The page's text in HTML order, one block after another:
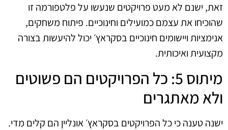
זאת, ישנם לא מעט פרויקטים שנעשו על פלטפורמה זו
שהוכיחו את עצמם כמועילים וחינוכיים. פיתוח משחקים,
אנימציות ויישומים חינוכיים בסקראץ׳ יכול להיעשות בצורה
מקצועית ואיכותית.
מיתוס 5: כל הפרויקטים הם פשוטים
ולא מאתגרים
ישנה טענה כי כל הפרויקטים בסקראץ׳ אונליין הם קלים מדי.